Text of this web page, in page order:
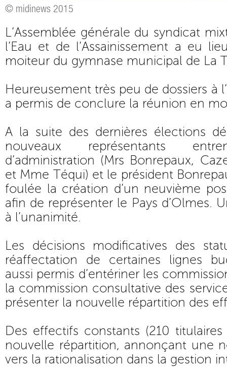
© midinews 2015
L’Assemblée générale du syndicat
l’Eau et de l’Assainissement a eu
moiteur du gymnase municipal de La
Heureusement très peu de dossiers à
a permis de conclure la réunion en
A la suite des dernières élections
nouveaux représentants
d’administration (Mrs Bonrepaux,
et Mme Téqui) et le président
foulée la création d’un neuvième
afin de représenter le Pays d’Olmes.
à l’unanimité.
Les décisions modificatives des
réaffectation de certaines lignes
aussi permis d’entériner les
la commission consultative des
présenter la nouvelle répartition des
Des effectifs constants (210
nouvelle répartition, annonçant une
vers la rationalisation dans la gestion